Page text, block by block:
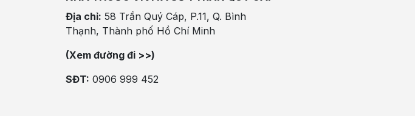
Địa chỉ: 58 Trần Quý Cáp, P.11, Q. Bình
Thạnh, Thành phố Hồ Chí Minh
(Xem đường đi >>)
SĐT: 0906 999 452